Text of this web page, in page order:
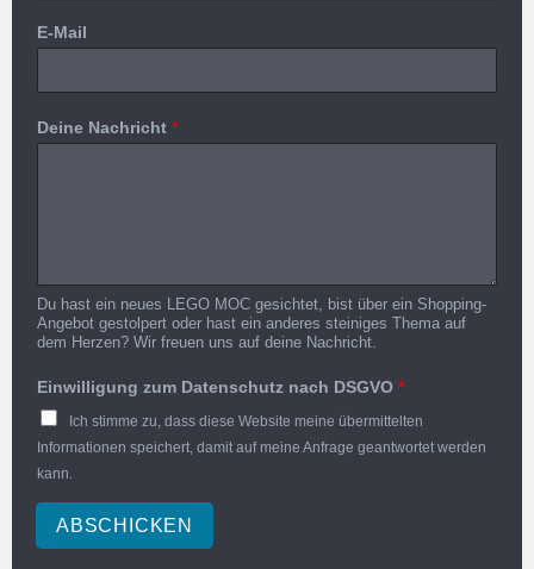
E-Mail
Deine Nachricht *
Du hast ein neues LEGO MOC gesichtet, bist über ein Shopping-
Angebot gestolpert oder hast ein anderes steiniges Thema auf
dem Herzen? Wir freuen uns auf deine Nachricht.
Einwilligung zum Datenschutz nach DSGVO *
Ich stimme zu, dass diese Website meine übermittelten
Informationen speichert, damit auf meine Anfrage geantwortet werden
kann.
ABSCHICKEN